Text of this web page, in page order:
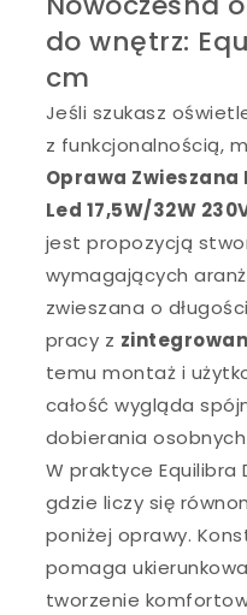
do wnętrz:
cm
Jeśli szukasz
z funkcjonalnością,
Oprawa Zwieszana
Led 17,5W/32W
jest propozycją
wymagających
zwieszana o
pracy z
temu montaż i
całość wygląda
dobierania
W praktyce
gdzie liczy się
poniżej oprawy.
pomaga
tworzenie